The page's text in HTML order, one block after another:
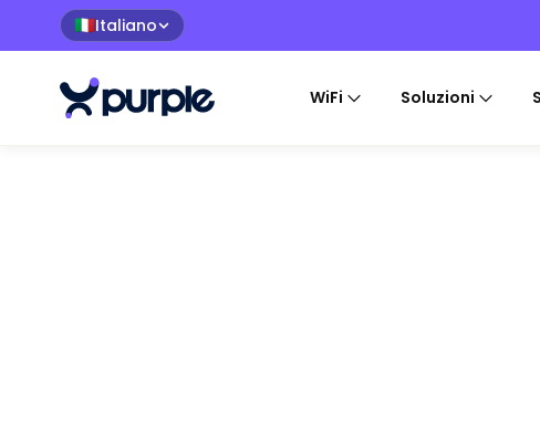
🇮🇹Italiano
WiFi Soluzioni